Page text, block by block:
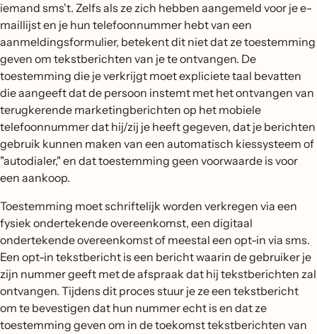
iemand sms't. Zelfs als ze zich hebben aangemeld voor je e-
maillijst en je hun telefoonnummer hebt van een
aanmeldingsformulier, betekent dit niet dat ze toestemming
geven om tekstberichten van je te ontvangen. De
toestemming die je verkrijgt moet expliciete taal bevatten
die aangeeft dat de persoon instemt met het ontvangen van
terugkerende marketingberichten op het mobiele
telefoonnummer dat hij/zij je heeft gegeven, dat je berichten
gebruik kunnen maken van een automatisch kiessysteem of
"autodialer," en dat toestemming geen voorwaarde is voor
een aankoop.
Toestemming moet schriftelijk worden verkregen via een
fysiek ondertekende overeenkomst, een digitaal
ondertekende overeenkomst of meestal een opt-in via sms.
Een opt-in tekstbericht is een bericht waarin de gebruiker je
zijn nummer geeft met de afspraak dat hij tekstberichten zal
ontvangen. Tijdens dit proces stuur je ze een tekstbericht
om te bevestigen dat hun nummer echt is en dat ze
toestemming geven om in de toekomst tekstberichten van